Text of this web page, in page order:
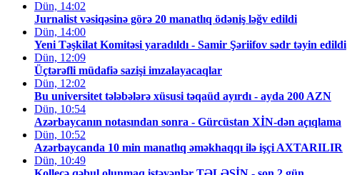
Dün, 14:02
Jurnalist vəsiqəsinə görə 20 manatlıq ödəniş ləğv edildi
Dün, 14:00
Yeni Təşkilat Komitəsi yaradıldı - Samir Şəriifov sədr təyin edildi
Dün, 12:09
Üçtərəfli müdafiə sazişi imzalayacaqlar
Dün, 12:02
Bu universitet tələbələrə xüsusi təqaüd ayırdı - ayda 200 AZN
Dün, 10:54
Azərbaycanın notasından sonra - Gürcüstan XİN-dən açıqlama
Dün, 10:52
Azərbaycanda 10 min manatlıq əməkhaqqı ilə işçi AXTARILIR
Dün, 10:49